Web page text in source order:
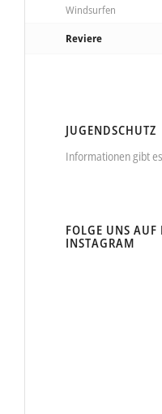
Windsurfen
Reviere
JUGENDSCHUTZ
Informationen gibt
FOLGE UNS AUF
INSTAGRAM